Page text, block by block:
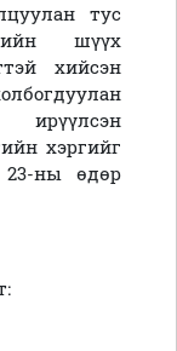
тус
шүүх
хийсэн
хэргийг
ны өдөр